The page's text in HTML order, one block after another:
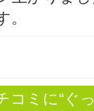
コミに“ぐ